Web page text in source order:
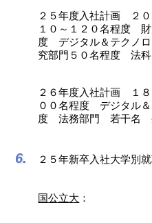
２５年度入社計画 ２０
１０～１２０名程度
度 デジタル＆テクノ
究部門５０名程度 法科
２６年度入社計画 １８
００名程度 デジタル
度 法務部門 若干名
２５年新卒入社大学別
国公立大 ：